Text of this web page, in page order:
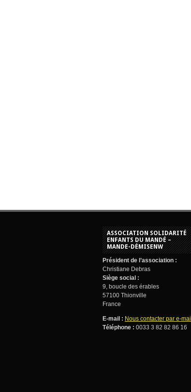
ASSOCIATION SOLIDARITÉ
ENFANTS DU MANDÉ –
MANDE-DÉMISENW
Président de l’association :
Christiane Debras
Siège social :
9, boucle des érables
57100 Thionville
France
E-mail : Nous contacter par e-mail
Téléphone : 0033 3 82 82 86 16